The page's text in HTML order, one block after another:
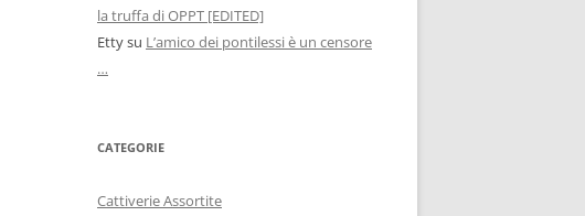
la truffa di OPPT [EDITED]
Ettysu L’amico dei pontilessi è un censore
…
CATEGORIE
Cattiverie Assortite